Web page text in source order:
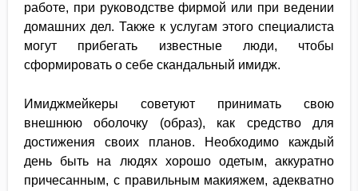
работе, при руководстве фирмой или при ведении
домашних дел. Также к услугам этого специалиста
могут прибегать известные люди, чтобы
сформировать о себе скандальный имидж.
Имиджмейкеры советуют принимать свою
внешнюю оболочку (образ), как средство для
достижения своих планов. Необходимо каждый
день быть на людях хорошо одетым, аккуратно
причесанным, с правильным макияжем, адекватно